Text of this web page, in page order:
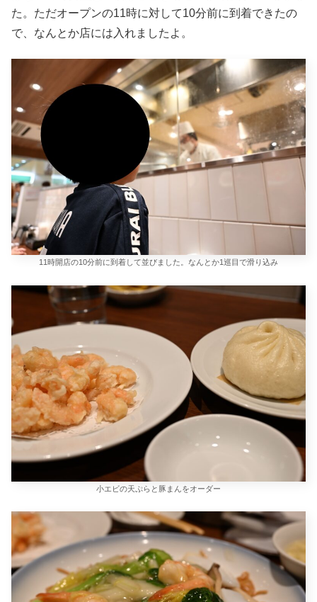
た。ただオープンの11時に対して10分前に到着できたの
で、なんとか店には入れましたよ。
11時開店の10分前に到着して並びました。なんとか1巡目で滑り込み
小エビの天ぷらと豚まんをオーダー